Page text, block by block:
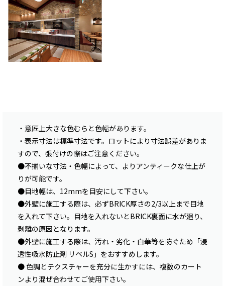
・意匠上大きな色むらと色幅があります。
・表示寸法は標準寸法です。ロットにより寸法誤差がありま
すので、張付けの際はご注意ください。
●不揃いな寸法・色幅によって、よりアンティークな仕上が
りが可能です。
●目地幅は、12mmを目安にして下さい。
●外壁に施工する際は、必ずBRICK厚さの2/3以上まで目地
を入れて下さい。目地を入れないとBRICK裏面に水が廻り、
剥離の原因となります。
●外壁に施工する際は、汚れ・劣化・白華等を防ぐため「浸
透性吸水防止剤 リペルS」をおすすめします。
● 色調とテクスチャーを充分に生かすには、複数のカート
ンより混ぜ合わせてご使用下さい。